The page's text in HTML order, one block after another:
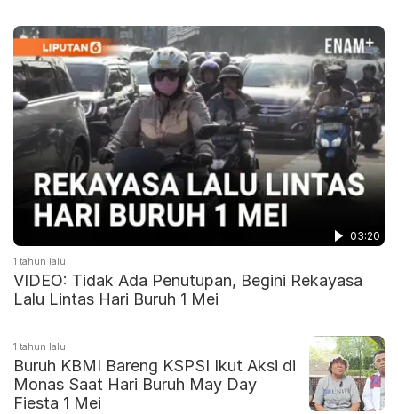
03:20
1 tahun lalu
VIDEO: Tidak Ada Penutupan, Begini Rekayasa
Lalu Lintas Hari Buruh 1 Mei
1 tahun lalu
Buruh KBMI Bareng KSPSI Ikut Aksi di
Monas Saat Hari Buruh May Day
Fiesta 1 Mei